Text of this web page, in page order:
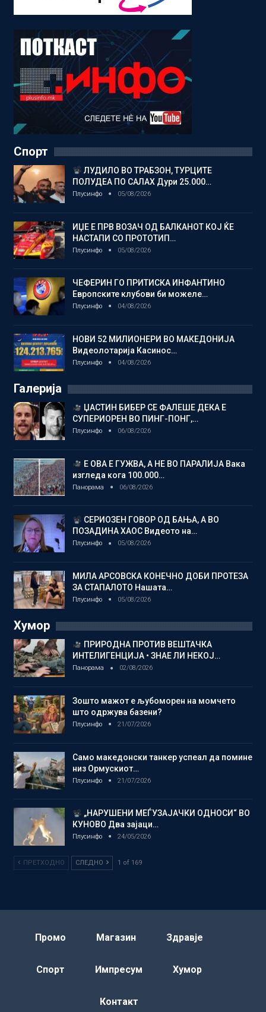
Спорт
ЛУДИЛО ВО ТРАБЗОН, ТУРЦИТЕ
ПОЛУДЕА ПО САЛАХ Дури 25.000…
Плусинфо 05/08/2026
ИЏЕ Е ПРВ ВОЗАЧ ОД БАЛКАНОТ КОЈ ЌЕ
НАСТАПИ СО ПРОТОТИП…
Плусинфо 05/08/2026
ЧЕФЕРИН ГО ПРИТИСКА ИНФАНТИНО
Европските клубови би можеле…
Плусинфо 04/08/2026
НОВИ 52 МИЛИОНЕРИ ВО МАКЕДОНИЈА
Видеолотарија Касинос…
Плусинфо 04/08/2026
Галерија
ЏАСТИН БИБЕР СЕ ФАЛЕШЕ ДЕКА Е
СУПЕРИОРЕН ВО ПИНГ-ПОНГ,…
Плусинфо 06/08/2026
Е ОВА Е ГУЖВА, А НЕ ВО ПАРАЛИЈА Вака
изгледа кога 100.000…
Панорама 06/08/2026
СЕРИОЗЕН ГОВОР ОД БАЊА, А ВО
ПОЗАДИНА ХАОС Видеото на…
Плусинфо 05/08/2026
МИЛА АРСОВСКА КОНЕЧНО ДОБИ ПРОТЕЗА
ЗА СТАПАЛОТО Нашата…
Плусинфо 05/08/2026
Хумор
ПРИРОДНА ПРОТИВ ВЕШТАЧКА
ИНТЕЛИГЕНЦИЈА • ЗНАЕ ЛИ НЕКОЈ…
Панорама 02/08/2026
Зошто мажот е љубоморен на момчето
што одржува базени?
Плусинфо 21/07/2026
Само македонски танкер успеал да помине
низ Ормускиот…
Плусинфо 21/07/2026
„НАРУШЕНИ МЕЃУЗАЈАЧКИ ОДНОСИ“ ВО
КУНОВО Два зајаци…
Плусинфо 24/05/2026
ПРЕТХОДНО СЛЕДНО 1 of 169
Промо Магазин Здравје
Спорт Импресум Хумор
Контакт